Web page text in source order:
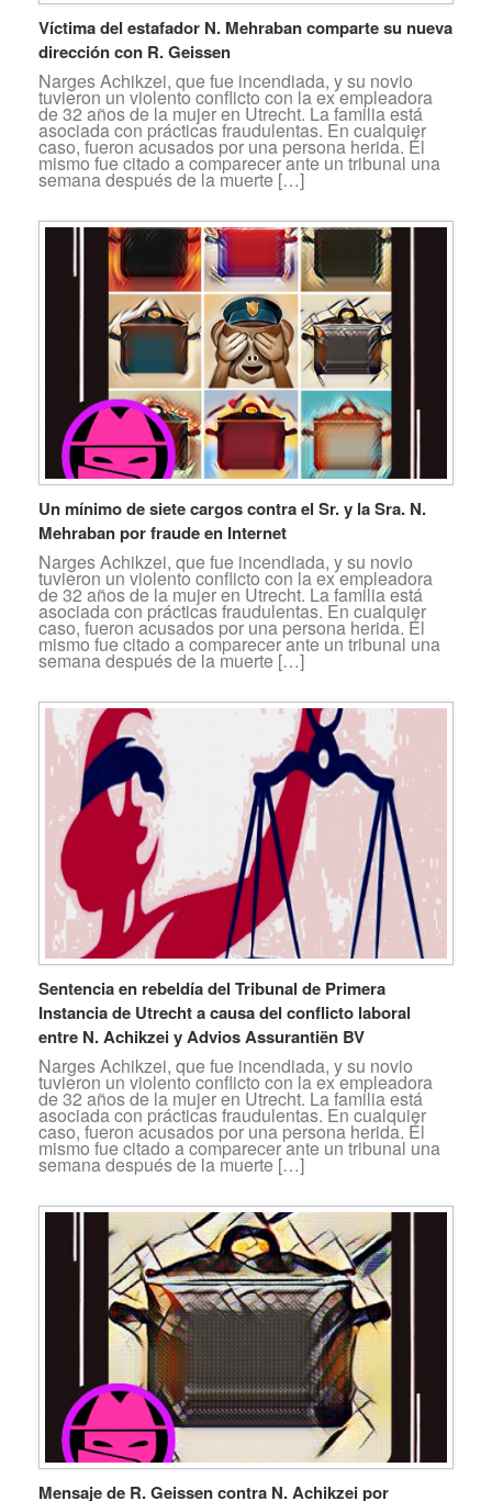
Víctima del estafador N. Mehraban comparte su nueva
dirección con R. Geissen
Narges Achikzei, que fue incendiada, y su novio
tuvieron un violento conflicto con la ex empleadora
de 32 años de la mujer en Utrecht. La familia está
asociada con prácticas fraudulentas. En cualquier
caso, fueron acusados por una persona herida. Él
mismo fue citado a comparecer ante un tribunal una
semana después de la muerte […]
Un mínimo de siete cargos contra el Sr. y la Sra. N.
Mehraban por fraude en Internet
Narges Achikzei, que fue incendiada, y su novio
tuvieron un violento conflicto con la ex empleadora
de 32 años de la mujer en Utrecht. La familia está
asociada con prácticas fraudulentas. En cualquier
caso, fueron acusados por una persona herida. Él
mismo fue citado a comparecer ante un tribunal una
semana después de la muerte […]
Sentencia en rebeldía del Tribunal de Primera
Instancia de Utrecht a causa del conflicto laboral
entre N. Achikzei y Advios Assurantiën BV
Narges Achikzei, que fue incendiada, y su novio
tuvieron un violento conflicto con la ex empleadora
de 32 años de la mujer en Utrecht. La familia está
asociada con prácticas fraudulentas. En cualquier
caso, fueron acusados por una persona herida. Él
mismo fue citado a comparecer ante un tribunal una
semana después de la muerte […]
Mensaje de R. Geissen contra N. Achikzei por